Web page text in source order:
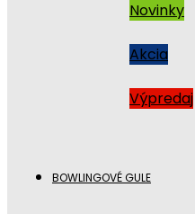
Novinky
Akcia
Výpredaj
BOWLINGOVÉ GULE